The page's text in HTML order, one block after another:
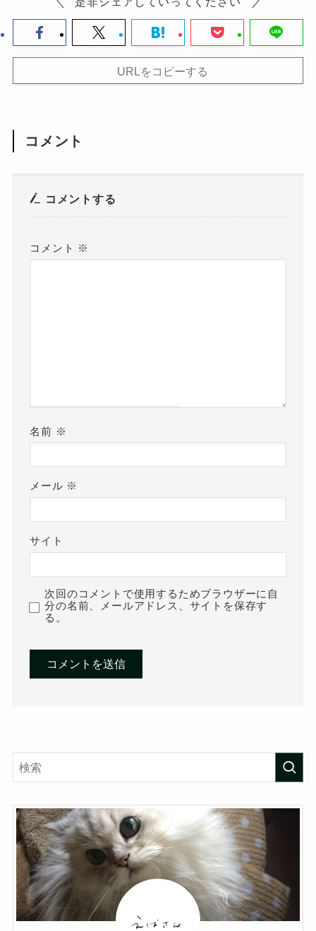
URLをコピーする
コメント
コメントする
コメント ※
名前 ※
メール ※
サイト
次回のコメントで使用するためブラウザーに自
分の名前、メールアドレス、サイトを保存す
る。